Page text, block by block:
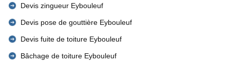
Devis zingueur Eybouleuf
Devis pose de gouttière Eybouleuf
Devis fuite de toiture Eybouleuf
Bâchage de toiture Eybouleuf